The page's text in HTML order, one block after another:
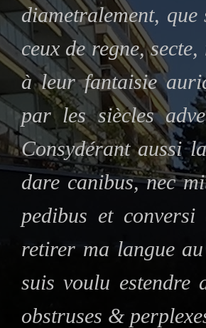
diametralement,
ceux de regne,
à leur fantaisie
par les siècles
Consydérant aussi
dare canibus, nec
pedibus et
retirer ma langue
suis voulu estendre
obstruses &